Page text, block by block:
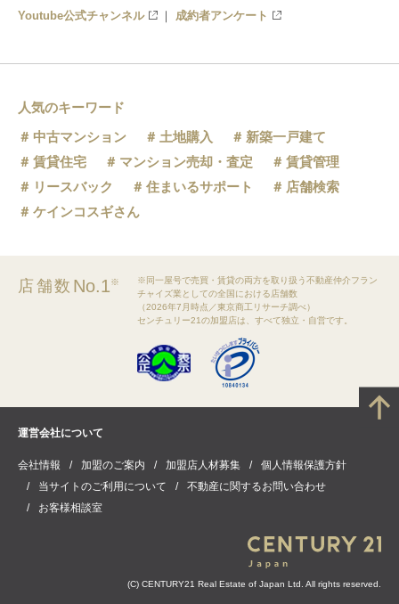
Youtube公式チャンネル
成約者アンケート
人気のキーワード
中古マンション
土地購入
新築一戸建て
賃貸住宅
マンション売却・査定
賃貸管理
リースバック
住まいるサポート
店舗検索
ケインコスギさん
店舗数 No.1※
※同一屋号で売買・賃貸の両方を取り扱う不動産仲介フラン
チャイズ業としての全国における店舗数
（2026年7月時点／東京商工リサーチ調べ）
センチュリー21の加盟店は、すべて独立・自営です。
運営会社について
会社情報 加盟のご案内 加盟店人材募集
個人情報保護方針
当サイトのご利用について
不動産に関するお問い合わせ
お客様相談室
(C) CENTURY21 Real Estate of Japan Ltd. All rights reserved.